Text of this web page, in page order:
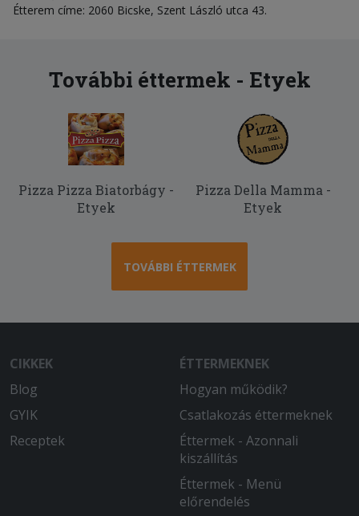
Étterem címe: 2060 Bicske, Szent László utca 43.
További éttermek - Etyek
Pizza Pizza Biatorbágy -
Etyek
Pizza Della Mamma -
Etyek
TOVÁBBI ÉTTERMEK
CIKKEK
Blog
GYIK
Receptek
ÉTTERMEKNEK
Hogyan működik?
Csatlakozás éttermeknek
Éttermek - Azonnali
kiszállítás
Éttermek - Menü
előrendelés